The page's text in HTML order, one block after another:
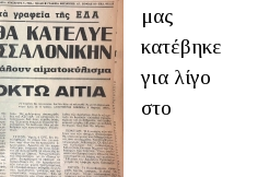
μας
κατέβηκε
για λίγο
στο